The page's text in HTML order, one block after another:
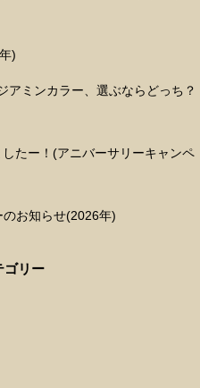
)
アミンカラー、選ぶならどっち？
たー！(アニバーサリーキャンペ
お知らせ(2026年)
ゴリー